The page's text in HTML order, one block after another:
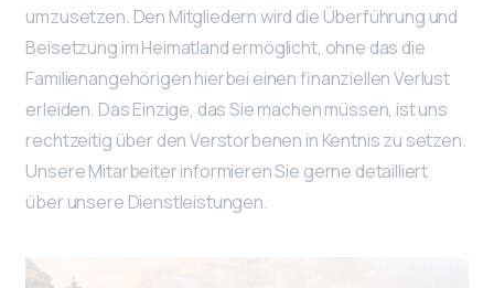
umzusetzen. Den Mitgliedern wird die Überführung und
Beisetzung im Heimatland ermöglicht, ohne das die
Familienangehörigen hierbei einen finanziellen Verlust
erleiden. Das Einzige, das Sie machen müssen, ist uns
rechtzeitig über den Verstorbenen in Kentnis zu setzen.
Unsere Mitarbeiter informieren Sie gerne detailliert
über unsere Dienstleistungen.